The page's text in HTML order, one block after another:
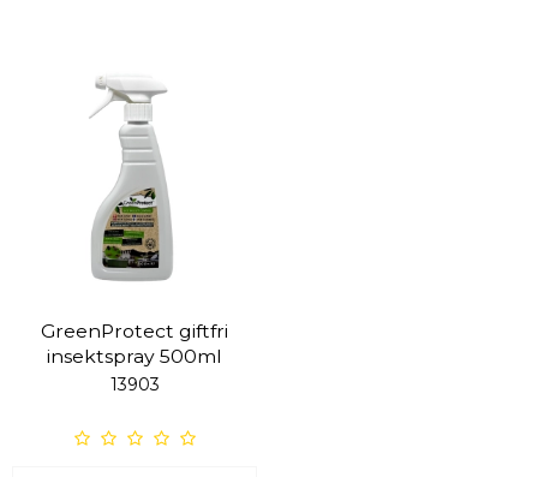
GreenProtect giftfri
insektspray 500ml
13903